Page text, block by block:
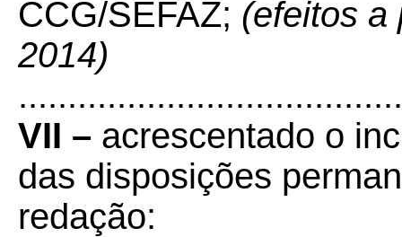
CCG/SEFAZ; (efeitos a
2014)
VII – acrescentado o
das disposições
redação: